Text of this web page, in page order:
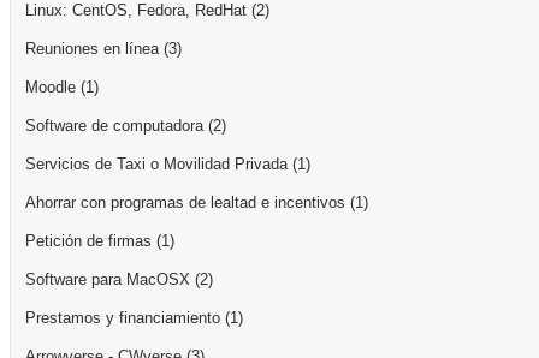
Linux: CentOS, Fedora, RedHat (2)
Reuniones en línea(3)
Moodle (1)
Software de computadora(2)
Servicios de Taxi o Movilidad Privada(1)
Ahorrar con programas de lealtad e incentivos (1)
Petición de firmas (1)
Software para MacOSX (2)
Prestamos y financiamiento (1)